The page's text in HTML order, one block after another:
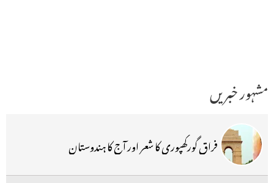
مشہور خبریں
فراق گورکھپوری کا شعر اور آج کا ہندوستان